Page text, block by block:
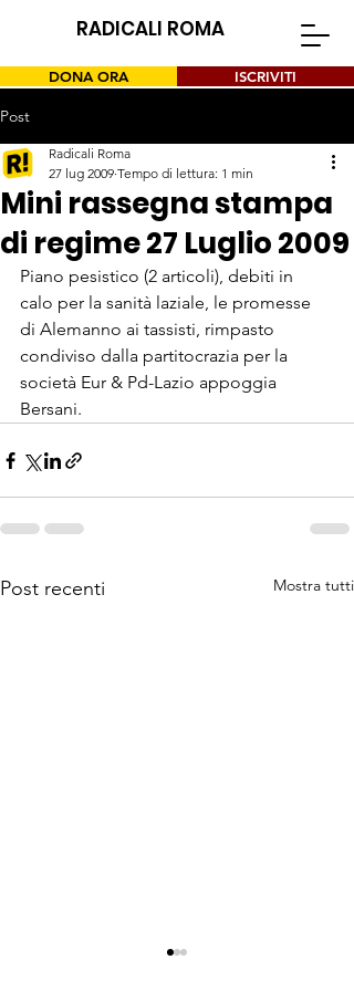
RADICALI ROMA
DONA ORA ISCRIVITI
Post
Mini rassegna stampa
di regime 27 Luglio 2009
Radicali Roma
27 lug 2009 Tempo di lettura: 1 min
Piano pesistico (2 articoli), debiti in
calo per la sanità laziale, le promesse
di Alemanno ai tassisti, rimpasto
condiviso dalla partitocrazia per la
società Eur & Pd-Lazio appoggia
Bersani.
Post recenti Mostra tutti